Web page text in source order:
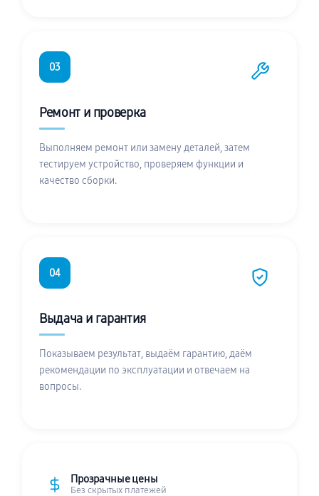
03
Ремонт и проверка
Выполняем ремонт или замену деталей, затем
тестируем устройство, проверяем функции и
качество сборки.
04
Выдача и гарантия
Показываем результат, выдаём гарантию, даём
рекомендации по эксплуатации и отвечаем на
вопросы.
Прозрачные цены
Без скрытых платежей